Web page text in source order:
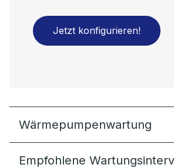
Jetzt konfigurieren!
Wärmepumpenwartung
Empfohlene